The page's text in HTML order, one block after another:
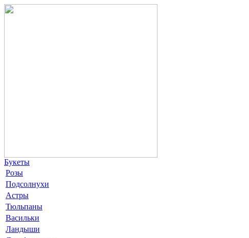
Букеты
Розы
Подсолнухи
Астры
Тюльпаны
Васильки
Ландыши